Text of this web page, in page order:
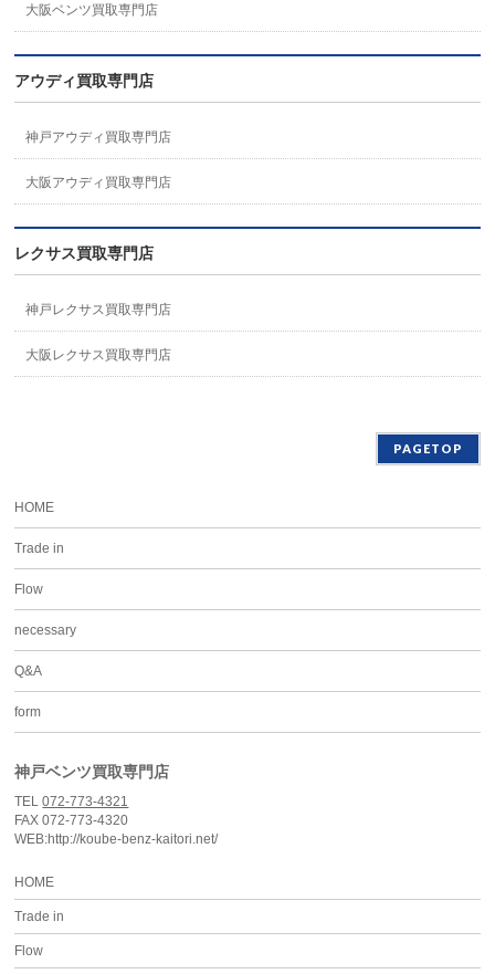
大阪ベンツ買取専門店
アウディ買取専門店
神戸アウディ買取専門店
大阪アウディ買取専門店
レクサス買取専門店
神戸レクサス買取専門店
大阪レクサス買取専門店
PAGETOP
HOME
Trade in
Flow
necessary
Q&A
form
神戸ベンツ買取専門店
TEL072-773-4321
FAX 072-773-4320
WEB:http://koube-benz-kaitori.net/
HOME
Trade in
Flow